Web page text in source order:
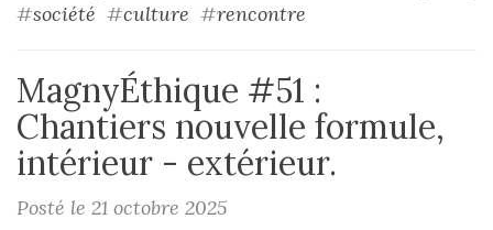
#société #culture #rencontre
MagnyÉthique #51 :
Chantiers nouvelle formule,
intérieur - extérieur.
Posté le 21 octobre 2025